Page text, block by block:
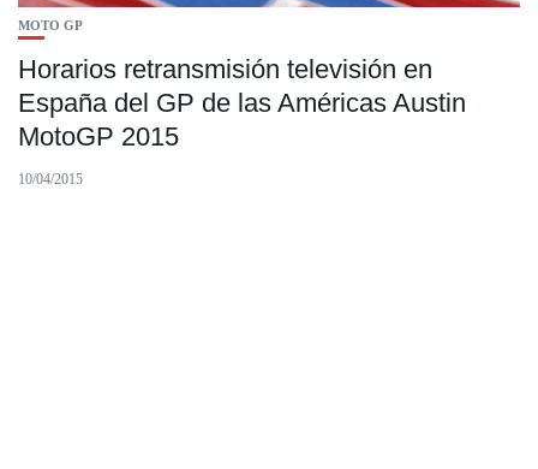
MOTO GP
Horarios retransmisión televisión en
España del GP de las Américas Austin
MotoGP 2015
10/04/2015